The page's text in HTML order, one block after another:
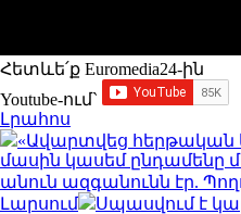
Հետևե՛ք Euromedia24-ին
Youtube-ում`
Լրահոս
«Ավարտվեց հերթական
մասին կասեմ ընդամենը
անուն ազգանունն էր.
Լարսում
Սպասվում է